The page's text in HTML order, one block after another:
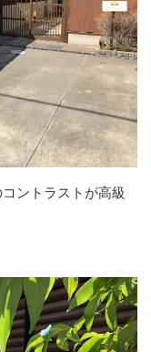
ントラストが高級